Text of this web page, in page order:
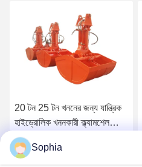
মিনি এক্সকাভেটর কোবেলকো হিটাচির
জন্য Q345B NM400 ক্ল্যামশেল
বালতি
Sophia